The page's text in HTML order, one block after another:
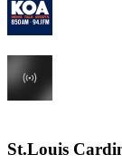
St.Louis